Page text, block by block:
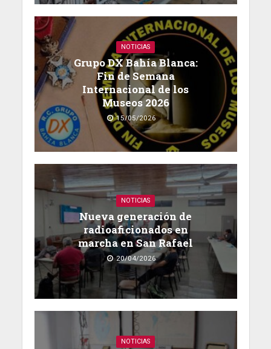
NOTICIAS
Grupo DX Bahía Blanca:
Fin de Semana
Internacional de los
Museos 2026
15/05/2026
NOTICIAS
Nueva generación de
radioaficionados en
marcha en San Rafael
20/04/2026
NOTICIAS